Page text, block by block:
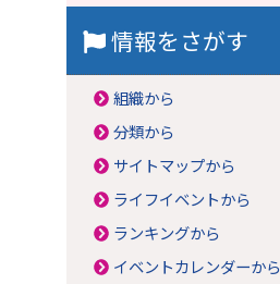
情報をさがす
組織から
分類から
サイトマップから
ライフイベントから
ランキングから
イベントカレンダーから